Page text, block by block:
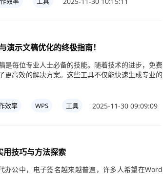
演示文稿优化的终极指南！
是每位专业人士必备的技能。随着技术的进步，免费
更高效的解决方案。这些工具不仅能快速生成专业的
效率 WPS 工具 2025-11-30 09:09:09
技巧与方法探索
办公中，电子签名越来越普遍，许多人希望在Word